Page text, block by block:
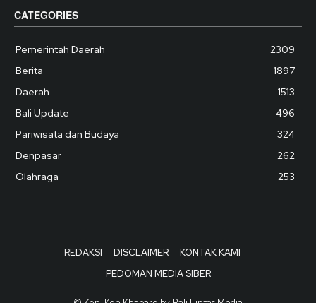
CATEGORIES
Pemerintah Daerah
2309
Berita
1897
Daerah
1513
Bali Update
496
Pariwisata dan Budaya
324
Denpasar
262
Olahraga
253
REDAKSI DISCLAIMER
KONTAK KAMI
PEDOMAN MEDIA SIBER